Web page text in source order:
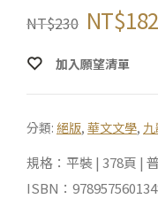
NT$230 NT$182
加入願望清單
分類: 絕版, 華文文學,
規格：平裝 | 378頁 |
ISBN：